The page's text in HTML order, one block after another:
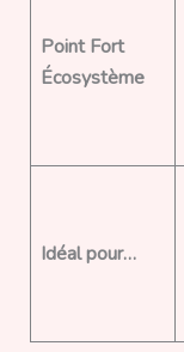
Point Fort
Écosystème
Idéal pour…